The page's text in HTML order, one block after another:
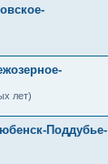
лет)
Поддубье-